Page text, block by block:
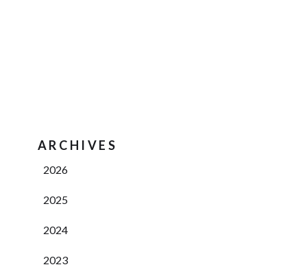
ARCHIVES
2026
2025
2024
2023